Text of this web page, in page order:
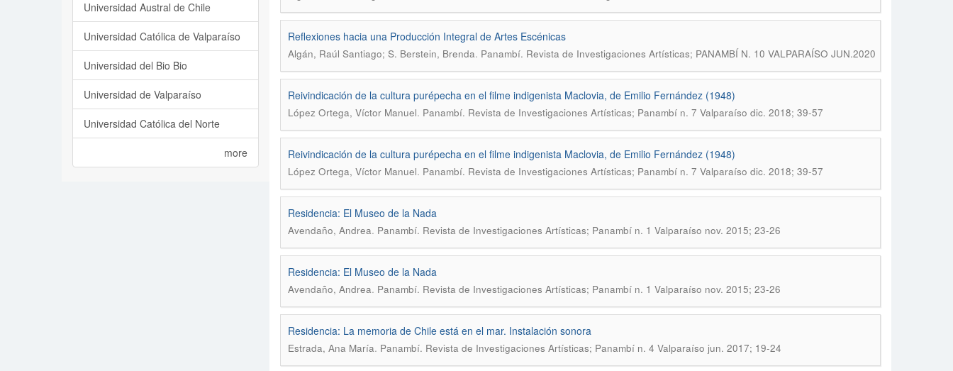
Reflexiones hacia una Producción Integral de Artes Escénicas
Algán, Raúl Santiago; S. Berstein, Brenda. Panambí. Revista de Investigaciones Artísticas; PANAMBÍ N. 10 VALPARAÍSO JUN.2020
Reivindicación de la cultura purépecha en el filme indigenista Maclovia, de Emilio Fernández (1948)
López Ortega, Víctor Manuel. Panambí. Revista de Investigaciones Artísticas; Panambí n. 7 Valparaíso dic. 2018; 39-57
Reivindicación de la cultura purépecha en el filme indigenista Maclovia, de Emilio Fernández (1948)
López Ortega, Víctor Manuel. Panambí. Revista de Investigaciones Artísticas; Panambí n. 7 Valparaíso dic. 2018; 39-57
Residencia: El Museo de la Nada
Avendaño, Andrea. Panambí. Revista de Investigaciones Artísticas; Panambí n. 1 Valparaíso nov. 2015; 23-26
Residencia: El Museo de la Nada
Avendaño, Andrea. Panambí. Revista de Investigaciones Artísticas; Panambí n. 1 Valparaíso nov. 2015; 23-26
Residencia: La memoria de Chile está en el mar. Instalación sonora
Estrada, Ana María. Panambí. Revista de Investigaciones Artísticas; Panambí n. 4 Valparaíso jun. 2017; 19-24
Universidad Austral de Chile
Universidad Católica de Valparaíso
Universidad del Bio Bio
Universidad de Valparaíso
Universidad Católica del Norte
more